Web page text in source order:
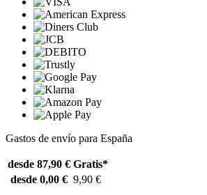
Gastos de envío para España
desde 87,90 € Gratis*
desde 0,00 € 9,90 €